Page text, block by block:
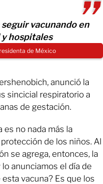
seguir vacunando en
hospitales
de México
anunció la
sincicial respiratorio a
de gestación.
es no nada más la
de los niños. Al
se agrega, entonces, la
anunciamos el día de
vacuna? Es que los